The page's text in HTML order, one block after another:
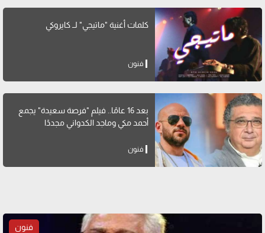
كلمات أغنية "ماتيجي" لــ كايروكي
فنون
بعد 16 عامًا.. فيلم "فرصة سعيدة" يجمع
أحمد مكي وماجد الكدواني مجددًا
فنون
فنون